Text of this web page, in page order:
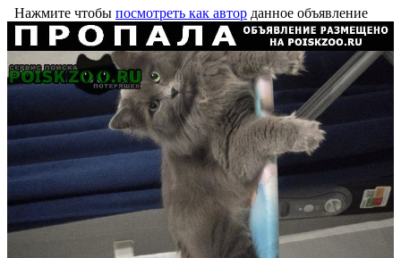
Нажмите чтобы посмотреть как автор данное объявление